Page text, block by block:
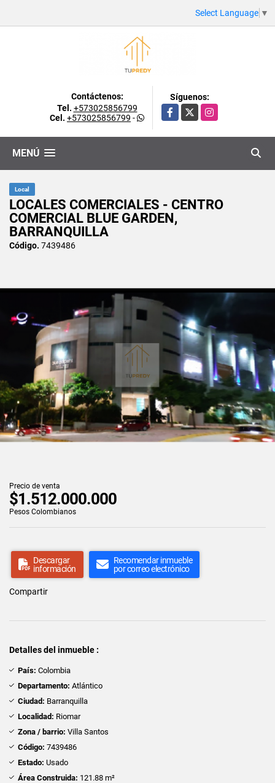
Select Language ▼
Contáctenos:
Tel. +573025856799
Cel. +573025856799 -
Síguenos:
Facebook
X Instagram
MENÚ
Local
LOCALES COMERCIALES - CENTRO
COMERCIAL BLUE GARDEN,
BARRANQUILLA
Código. 7439486
Precio de venta
$1.512.000.000
Pesos Colombianos
Descargar
información
Recomendar inmueble
por correo electrónico
Compartir
Detalles del inmueble :
País: Colombia
Departamento: Atlántico
Ciudad: Barranquilla
Localidad: Riomar
Zona / barrio: Villa Santos
Código: 7439486
Estado: Usado
Área Construida: 121.88 m²